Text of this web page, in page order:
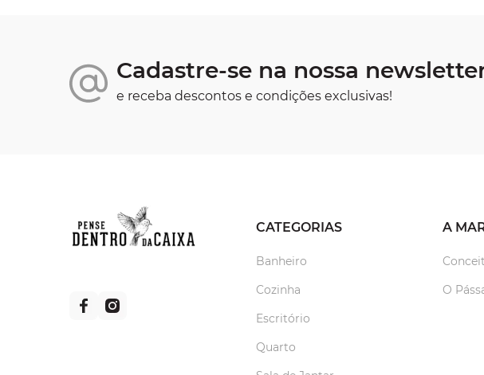
Cadastre-se na nossa
e receba descontos e condições exclusivas!
CATEGORIAS
Banheiro
Cozinha
Escritório
Quarto
A
O